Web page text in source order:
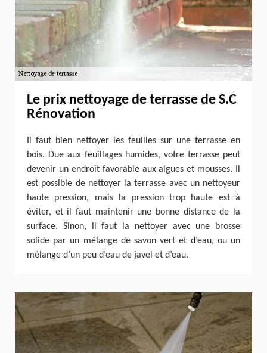
Le prix nettoyage de terrasse de S.C
Rénovation
Il faut bien nettoyer les feuilles sur une terrasse en
bois. Due aux feuillages humides, votre terrasse peut
devenir un endroit favorable aux algues et mousses. Il
est possible de nettoyer la terrasse avec un nettoyeur
haute pression, mais la pression trop haute est à
éviter, et il faut maintenir une bonne distance de la
surface. Sinon, il faut la nettoyer avec une brosse
solide par un mélange de savon vert et d’eau, ou un
mélange d’un peu d’eau de javel et d’eau.